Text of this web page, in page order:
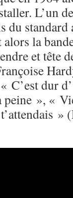
L’un
du
la
et tête
C’est dur
», «
»